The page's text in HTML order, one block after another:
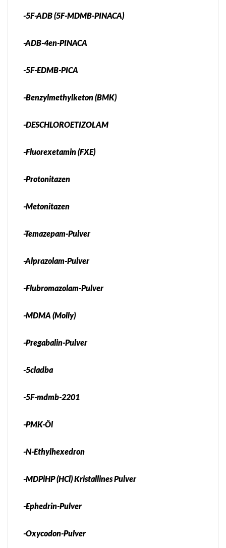
-5F-ADB (5F-MDMB-PINACA)
-ADB-4en-PINACA
-5F-EDMB-PICA
-Benzylmethylketon (BMK)
-DESCHLOROETIZOLAM
-Fluorexetamin (FXE)
-Protonitazen
-Metonitazen
-Temazepam-Pulver
-Alprazolam-Pulver
-Flubromazolam-Pulver
-MDMA (Molly)
-Pregabalin-Pulver
-5cladba
-5F-mdmb-2201
-PMK-Öl
-N-Ethylhexedron
-MDPiHP (HCl) Kristallines Pulver
-Ephedrin-Pulver
-Oxycodon-Pulver